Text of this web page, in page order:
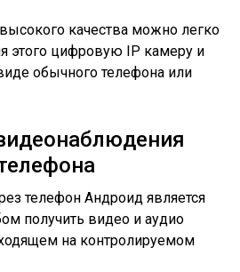
качества можно легко
этого цифровую IP камеру и
обычного телефона или
телефон Андроид является
получить видео и аудио
на контролируемом